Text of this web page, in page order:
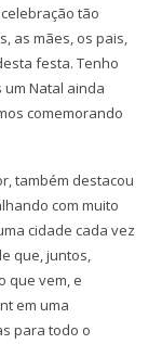
tão
as mães, os pais,
festa. Tenho
Natal ainda
comemorando
também destacou
com muito
cidade cada vez
que, juntos,
que vem, e
em uma
para todo o